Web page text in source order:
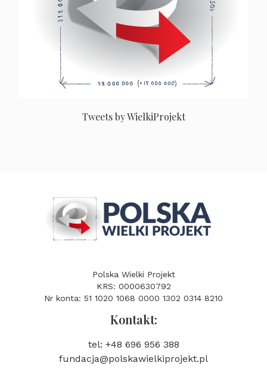
Tweets by WielkiProjekt
Polska Wielki Projekt
KRS: 0000630792
Nr konta: 51 1020 1068 0000 1302 0314 8210
Kontakt:
tel: +48 696 956 388
fundacja@polskawielkiprojekt.pl